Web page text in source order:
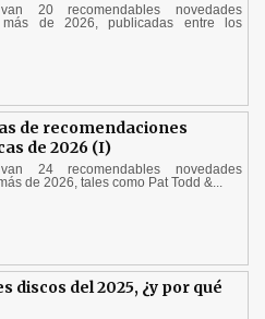
20 recomendables novedades
más de 2026, publicadas entre los
de recomendaciones
de 2026 (I)
24 recomendables novedades
de 2026, tales como Pat Todd &...
discos del 2025, ¿y por qué